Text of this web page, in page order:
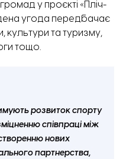
у проєкті « Пліч-
угода передбачає
культури та туризму,
тощо.
розвиток спорту
співпраці між
нових
партнерства,